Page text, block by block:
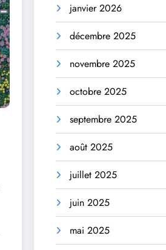
janvier 2026
décembre 2025
novembre 2025
octobre 2025
septembre 2025
août 2025
juillet 2025
juin 2025
mai 2025